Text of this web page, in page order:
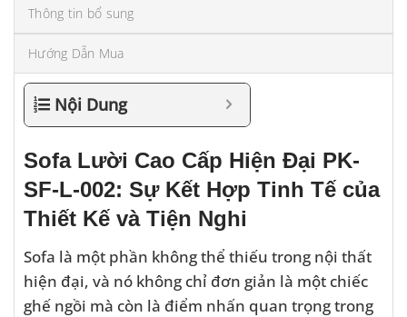
Thông tin bổ sung
Hướng Dẫn Mua
Nội Dung
Sofa Lười Cao Cấp Hiện Đại PK-
SF-L-002: Sự Kết Hợp Tinh Tế của
Thiết Kế và Tiện Nghi
Sofa là một phần không thể thiếu trong nội thất
hiện đại, và nó không chỉ đơn giản là một chiếc
ghế ngồi mà còn là điểm nhấn quan trọng trong